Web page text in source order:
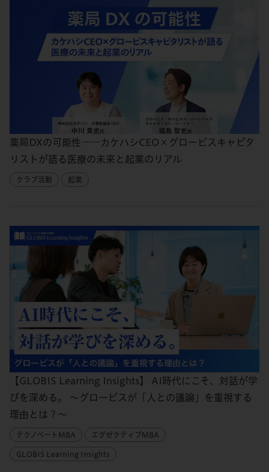
薬局DXの可能性――カケハシCEO×グロービスキャピタ
リストが語る医療の未来と起業のリアル
クラブ活動 起業
【GLOBIS Learning Insights】 AI時代にこそ、対話が学
びを深める。 ～グロービスが「人との議論」を重視する
理由とは？～
テクノベートMBA エグゼクティブMBA
GLOBIS Learning Insights